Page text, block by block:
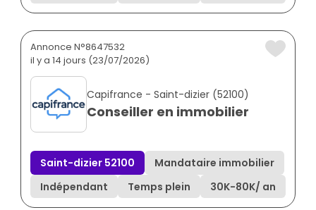
Annonce N°8647532
il y a 14 jours (23/07/2026)
Capifrance - Saint-dizier (52100)
Conseiller en immobilier
Saint-dizier 52100
Mandataire immobilier
Indépendant
Temps plein 30K-80K/ an